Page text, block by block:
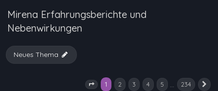
Mirena Erfahrungsberichte und
Nebenwirkungen
Neues Thema
Seite von 234
1 2 3 4 5 234